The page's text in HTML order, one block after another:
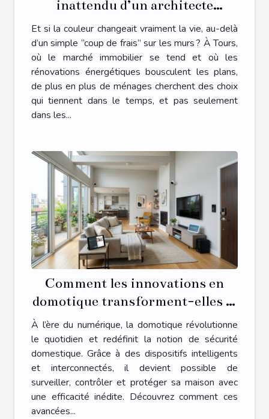
inattendu d’un architecte
d’intérieur à Tours sur votre
quotidien
Et si la couleur changeait vraiment la vie, au-delà
d’un simple “coup de frais” sur les murs ? À Tours,
où le marché immobilier se tend et où les
rénovations énergétiques bousculent les plans,
de plus en plus de ménages cherchent des choix
qui tiennent dans le temps, et pas seulement
dans les...
Comment les innovations en
domotique transforment-elles la
sécurité domestique ?
À l’ère du numérique, la domotique révolutionne
le quotidien et redéfinit la notion de sécurité
domestique. Grâce à des dispositifs intelligents
et interconnectés, il devient possible de
surveiller, contrôler et protéger sa maison avec
une efficacité inédite. Découvrez comment ces
avancées...